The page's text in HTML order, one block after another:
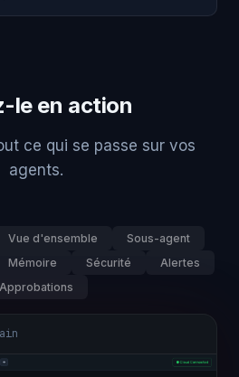
le en action
ce qui se passe sur vos
agents.
Vue d'ensemble
Sous-agent
Mémoire Sécurité
Alertes
Approbations